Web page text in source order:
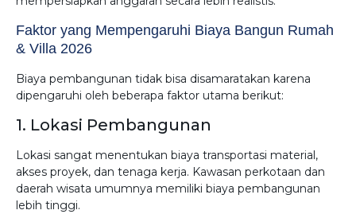
Faktor yang Mempengaruhi Biaya Bangun Rumah
& Villa 2026
Biaya pembangunan tidak bisa disamaratakan karena
dipengaruhi oleh beberapa faktor utama berikut:
1. Lokasi Pembangunan
Lokasi sangat menentukan biaya transportasi material,
akses proyek, dan tenaga kerja. Kawasan perkotaan dan
daerah wisata umumnya memiliki biaya pembangunan
lebih tinggi.